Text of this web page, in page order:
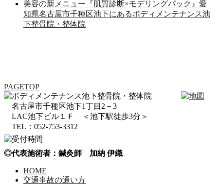
美容の新メニュー『肌質診断×モデリングパック』愛
知県名古屋市千種区池下にあるボディメンテナンス池
下整骨院・整体院
PAGETOP
名古屋市千種区池下1丁目2－3
LAC池下ビル１Ｆ ＜池下駅徒歩3分＞
TEL：052-753-3312
◎代表施術者：鍼灸師 加納 伊織
HOME
交通事故の通い方